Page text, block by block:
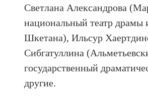
Светлана Александрова
национальный театр
Шкетана), Ильсур
Сибгатуллина
государственный
другие.